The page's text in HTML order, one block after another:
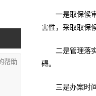
一是取保候
害性，采取取保
二是管理落
碍。
三是办案时